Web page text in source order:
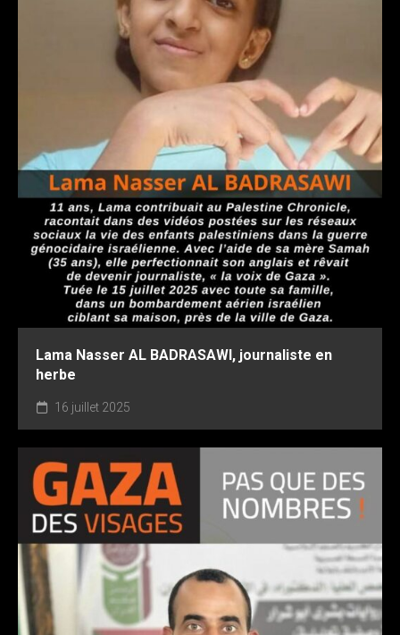
Lama Nasser AL BADRASAWI, journaliste en
herbe
16 juillet 2025